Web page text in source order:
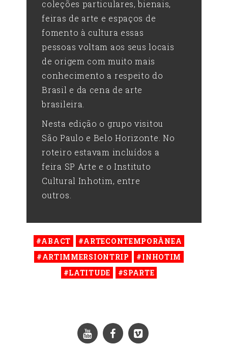
coleções particulares, bienais,
feiras de arte e espaços de
fomento à cultura essas
pessoas voltam aos seus locais
de origem com muito mais
conhecimento a respeito do
Brasil e da cena de arte
brasileira.
Nesta edição o grupo visitou
São Paulo e Belo Horizonte. No
roteiro estavam incluídos a
feira SP Arte e o Instituto
Cultural Inhotim, entre
outros.
#ABACT
#ARTECONTEMPORÂNEA
#ARTIMMERSIONTRIP
#INHOTIM
#LATITUDE
#SPARTE